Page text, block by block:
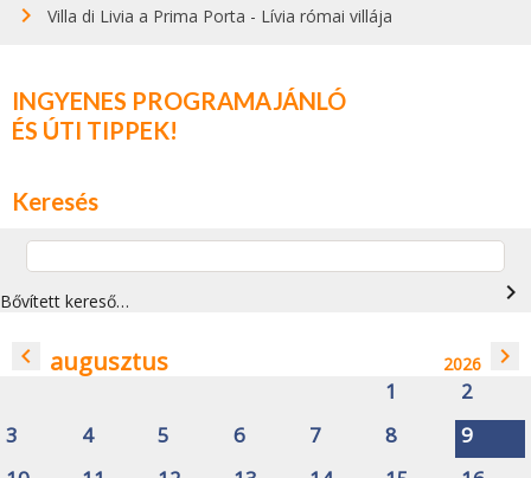
Villa di Livia a Prima Porta - Lívia római villája
INGYENES PROGRAMAJÁNLÓ
ÉS ÚTI TIPPEK!
Keresés
Bővített kereső… navigate_next
navigate_before augusztus 2026 navigate_next
1
2
3
4 5 6 7 8
9